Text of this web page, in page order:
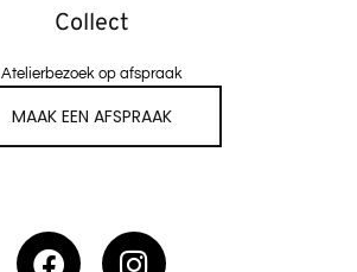
Collect
Atelierbezoek op afspraak
MAAK EEN AFSPRAAK